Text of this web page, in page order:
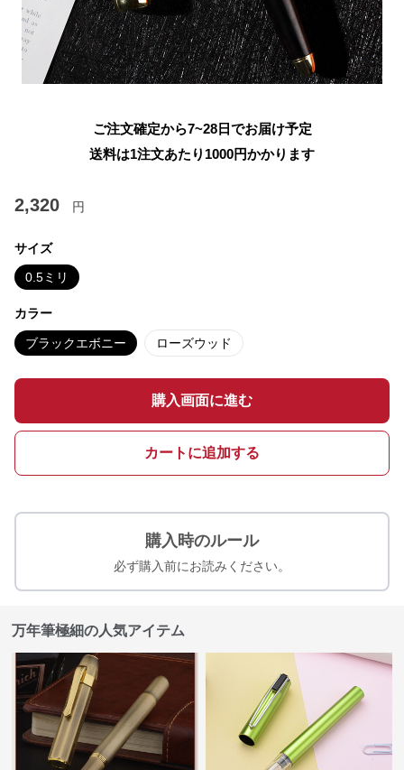
ご注文確定から7~28日でお届け予定
送料は1注文あたり 1000円かかります
2,320 円
サイズ
0.5ミリ
カラー
ブラックエボニー ローズウッド
購入画面に進む
カートに追加する
購入時のルール
必ず購入前にお読みください。
万年筆極細の人気アイテム